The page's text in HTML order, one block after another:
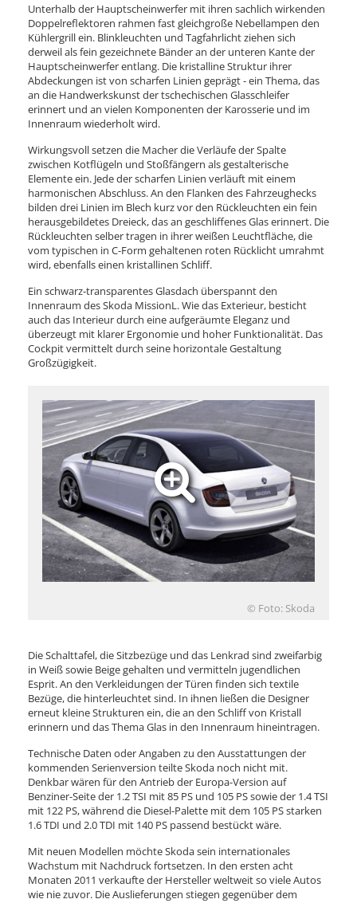
Unterhalb der Hauptscheinwerfer mit ihren sachlich wirkenden
Doppelreflektoren rahmen fast gleichgroße Nebellampen den
Kühlergrill ein. Blinkleuchten und Tagfahrlicht ziehen sich
derweil als fein gezeichnete Bänder an der unteren Kante der
Hauptscheinwerfer entlang. Die kristalline Struktur ihrer
Abdeckungen ist von scharfen Linien geprägt - ein Thema, das
an die Handwerkskunst der tschechischen Glasschleifer
erinnert und an vielen Komponenten der Karosserie und im
Innenraum wiederholt wird.
Wirkungsvoll setzen die Macher die Verläufe der Spalte
zwischen Kotflügeln und Stoßfängern als gestalterische
Elemente ein. Jede der scharfen Linien verläuft mit einem
harmonischen Abschluss. An den Flanken des Fahrzeughecks
bilden drei Linien im Blech kurz vor den Rückleuchten ein fein
herausgebildetes Dreieck, das an geschliffenes Glas erinnert. Die
Rückleuchten selber tragen in ihrer weißen Leuchtfläche, die
vom typischen in C-Form gehaltenen roten Rücklicht umrahmt
wird, ebenfalls einen kristallinen Schliff.
Ein schwarz-transparentes Glasdach überspannt den
Innenraum des Skoda MissionL. Wie das Exterieur, besticht
auch das Interieur durch eine aufgeräumte Eleganz und
überzeugt mit klarer Ergonomie und hoher Funktionalität. Das
Cockpit vermittelt durch seine horizontale Gestaltung
Großzügigkeit.
© Foto: Skoda
Die Schalttafel, die Sitzbezüge und das Lenkrad sind zweifarbig
in Weiß sowie Beige gehalten und vermitteln jugendlichen
Esprit. An den Verkleidungen der Türen finden sich textile
Bezüge, die hinterleuchtet sind. In ihnen ließen die Designer
erneut kleine Strukturen ein, die an den Schliff von Kristall
erinnern und das Thema Glas in den Innenraum hineintragen.
Technische Daten oder Angaben zu den Ausstattungen der
kommenden Serienversion teilte Skoda noch nicht mit.
Denkbar wären für den Antrieb der Europa-Version auf
Benziner-Seite der 1.2 TSI mit 85 PS und 105 PS sowie der 1.4 TSI
mit 122 PS, während die Diesel-Palette mit dem 105 PS starken
1.6 TDI und 2.0 TDI mit 140 PS passend bestückt wäre.
Mit neuen Modellen möchte Skoda sein internationales
Wachstum mit Nachdruck fortsetzen. In den ersten acht
Monaten 2011 verkaufte der Hersteller weltweit so viele Autos
wie nie zuvor. Die Auslieferungen stiegen gegenüber dem